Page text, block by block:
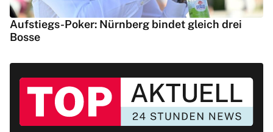
Aufstiegs-Poker: Nürnberg bindet gleich drei
Bosse